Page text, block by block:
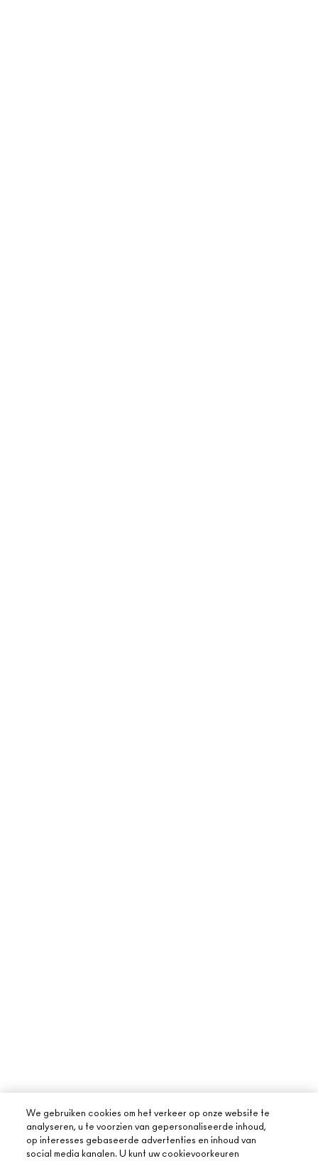
We gebruiken cookies om het verkeer op onze website te
analyseren, u te voorzien van gepersonaliseerde inhoud,
op interesses gebaseerde advertenties en inhoud van
social media kanalen. U kunt uw cookievoorkeuren